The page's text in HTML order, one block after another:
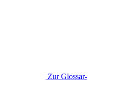
Zur Glossar-